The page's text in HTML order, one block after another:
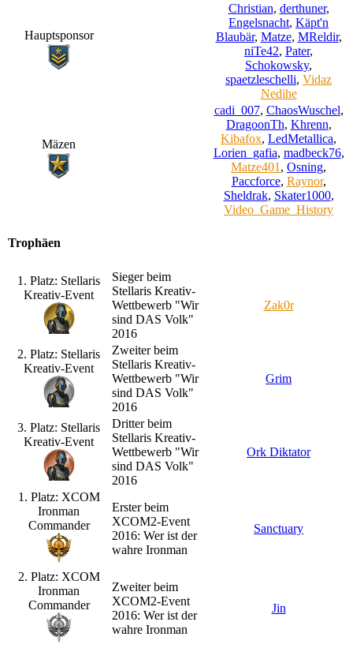
Hauptsponsor
Christian, derthuner,
Engelsnacht, Käpt'n
Blaubär, Matze, MReldir,
niTe42, Pater,
Schokowsky,
spaetzleschelli, Vidaz
Nedihe
Mäzen
cadi_007, ChaosWuschel,
DragoonTh, Khrenn,
Kibafox, LedMetallica,
Lorien_gafia, madbeck76,
Matze401 , Osning,
Paccforce, Raynor,
Sheldrak, Skater1000,
Video_Game_History
Trophäen
1. Platz: Stellaris
Kreativ-Event
Sieger beim
Stellaris Kreativ-
Wettbewerb "Wir
sind DAS Volk"
2016
Zak0r
2. Platz: Stellaris
Kreativ-Event
Zweiter beim
Stellaris Kreativ-
Wettbewerb "Wir
sind DAS Volk"
2016
Grim
3. Platz: Stellaris
Kreativ-Event
Dritter beim
Stellaris Kreativ-
Wettbewerb "Wir
sind DAS Volk"
2016
Ork Diktator
1. Platz: XCOM
Ironman
Commander
Erster beim
XCOM2-Event
2016: Wer ist der
wahre Ironman
Sanctuary
2. Platz: XCOM
Ironman
Commander
Zweiter beim
XCOM2-Event
2016: Wer ist der
wahre Ironman
Jin